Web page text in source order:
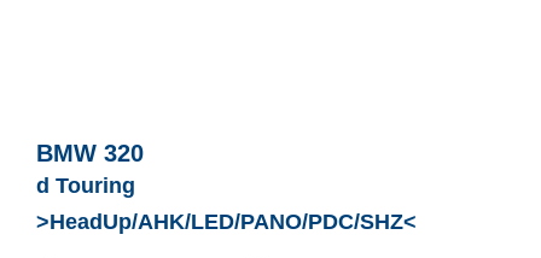
BMW 320
d Touring
>HeadUp/AHK/LED/PANO/PDC/SHZ<